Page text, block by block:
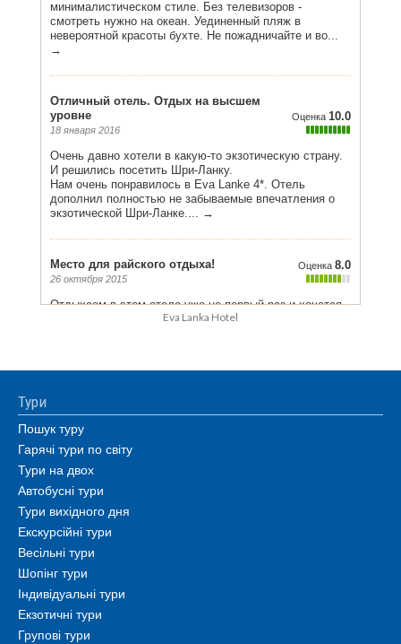
Eva Lanka Hotel
Тури
Пошук туру
Гарячі тури по світу
Тури на двох
Автобусні тури
Тури вихідного дня
Екскурсійні тури
Весільні тури
Шопінг тури
Індивідуальні тури
Екзотичні тури
Групові тури